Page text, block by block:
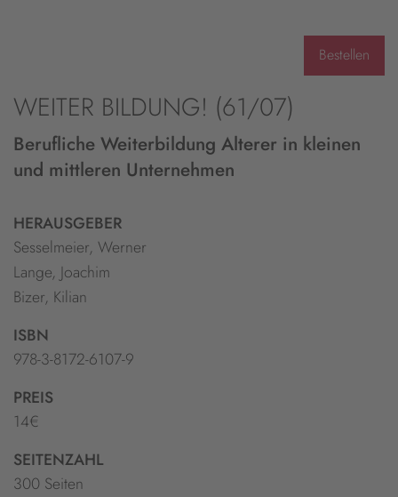
Bestellen
WEITER BILDUNG! (61/07)
Berufliche Weiterbildung Alterer in kleinen
und mittleren Unternehmen
HERAUSGEBER
Sesselmeier, Werner
Lange, Joachim
Bizer, Kilian
ISBN
978-3-8172-6107-9
PREIS
14€
SEITENZAHL
300 Seiten